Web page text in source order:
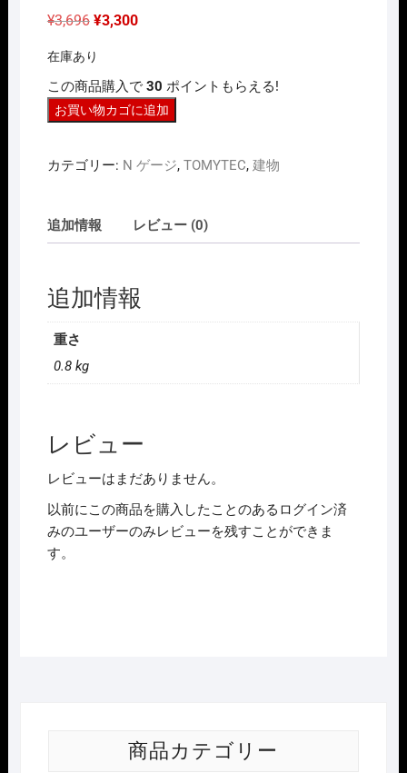
¥3,696 元
格
¥3,696
で
し
た。
¥3,300現
は
¥3,300
で
す。
在庫あり
この商品購入で 30 ポイントもらえる!
TOMYTEC
ッ
ス
チ
跨
線
橋
ベ
ー
タ
ー
付
セ
ッ
お買い物カゴに追加
カテゴリー: N ゲージ, TOMYTEC, 建物
追加情報 レビュー (0)
追加情報
重さ
0.8 kg
レビュー
レビューはまだありません。
以前にこの商品を購入したことのあるログイン済
みのユーザーのみレビューを残すことができま
す。
商品カテゴリー